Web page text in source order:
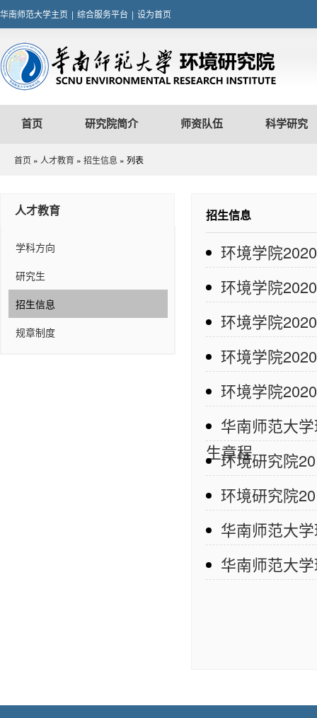
华南师范大学主页 | 综合服务平台 | 设为首页
首页 研究院简介 师资队伍 科学研究
首页 » 人才教育 » 招生信息 » 列表
人才教育
学科方向
研究生
招生信息
规章制度
招生信息
环境学院
环境学院
环境学院
环境学院
环境学院
华南师范大
生章程
环境研究院
环境研究院
华南师范大
华南师范大